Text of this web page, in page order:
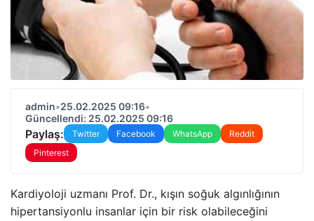
admin•25.02.2025 09:16•
Güncellendi: 25.02.2025 09:16
Paylaş: Twitter Facebook WhatsApp
Reddit
Pinterest
Kardiyoloji uzmanı Prof. Dr., kışın soğuk algınlığının
hipertansiyonlu insanlar için bir risk olabileceğini